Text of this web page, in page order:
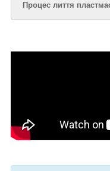
Процес лиття